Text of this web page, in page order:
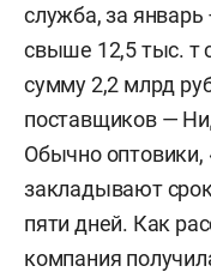
служба, за
свыше 12,5 тыс. т
сумму 2,2 млрд
поставщиков —
Обычно оптовики,
закладывают
пяти дней. Как
компания